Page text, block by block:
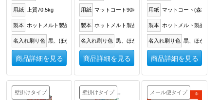
用紙 上質70.5kg
製本 ホットメルト製品
名入れ刷り色 黒、ほか
商品詳細を見る
用紙 マットコート90kg
製本 ホットメルト製品
名入れ刷り色 黒、ほか
商品詳細を見る
用紙 マットコート(森林認
製本 ホットメルト製品
名入れ刷り色 黒、ほか
商品詳細を見る
壁掛けタイプ 壁掛けタイプ メール便タイプ